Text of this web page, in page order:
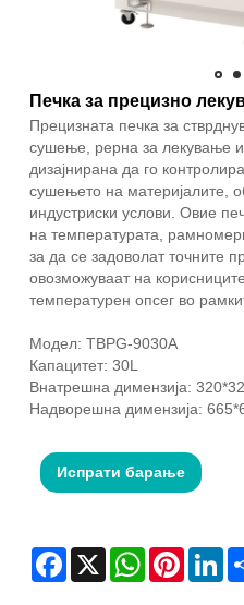
Печка за прецизно
Прецизната печка за
сушење, рерна за лекување
дизајнирана да го
сушењето на материјалите,
индустриски услови. Овие
на температурата,
за да се задоволат точните
овозможуваат на
температурен опсег во
Модел: TBPG-9030A
Капацитет: 30L
Внатрешна димензија:
Надворешна димензија:
Испрати барање
Facebook
X WhatsAppPinterest